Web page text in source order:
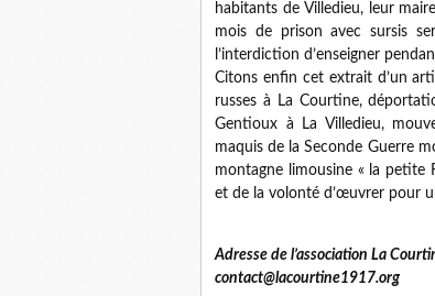
habitants de Villedieu, leur
mois de prison avec sursis
l’interdiction d’enseigner
Citons enfin cet extrait d’un
russes à La Courtine,
Gentioux à La Villedieu,
maquis de la Seconde Guerre
montagne limousine « la petite
et de la volonté d’œuvrer pour
Adresse de l’association La
contact@lacourtine1917.org